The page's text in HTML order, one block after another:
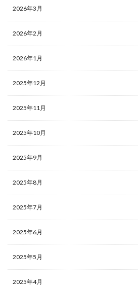
2026年3月
2026年2月
2026年1月
2025年12月
2025年11月
2025年10月
2025年9月
2025年8月
2025年7月
2025年6月
2025年5月
2025年4月